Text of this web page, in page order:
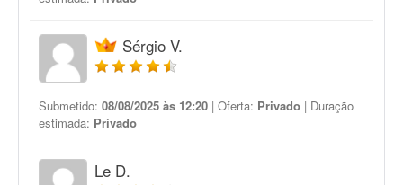
Sérgio V.
Submetido: 08/08/2025 às 12:20 | Oferta: Privado | Duração
estimada: Privado
Le D.